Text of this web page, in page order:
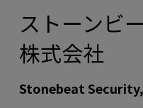
ストーンビ
株式会社
Stonebeat